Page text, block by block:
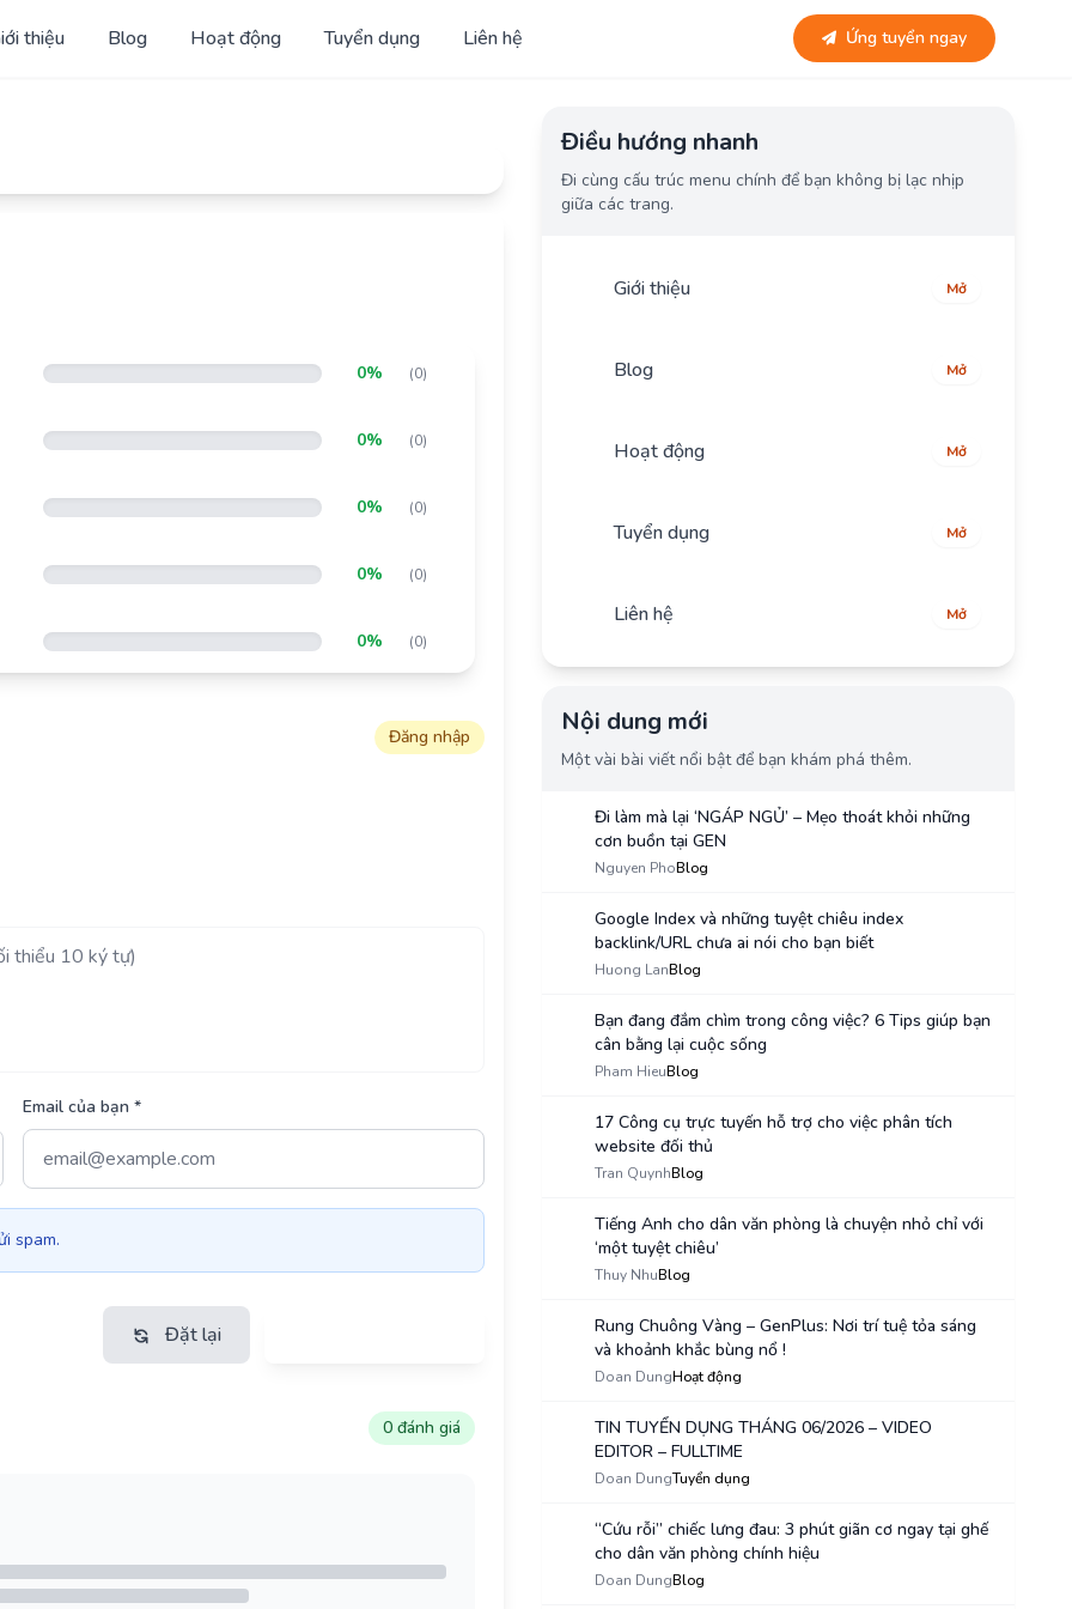
thiệu Blog Hoạt động Tuyển dụng Liên hệ Ứng tuyển ngay
0% (0)
0% (0)
0% (0)
0% (0)
0% (0)
Đăng nhập
Email của bạn *
spam.
Đặt lại
0 đánh giá
Điều hướng nhanh
Đi cùng cấu trúc menu chính để bạn không bị lạc nhịp
giữa các trang.
Giới thiệu Mở
Blog Mở
Hoạt động Mở
Tuyển dụng Mở
Liên hệ Mở
Nội dung mới
Một vài bài viết nổi bật để bạn khám phá thêm.
Đi làm mà lại ‘NGÁP NGỦ’ – Mẹo thoát khỏi những
cơn buồn tại GEN
Nguyen PhoBlog
Google Index và những tuyệt chiêu index
backlink/URL chưa ai nói cho bạn biết
Huong LanBlog
Bạn đang đắm chìm trong công việc? 6 Tips giúp bạn
cân bằng lại cuộc sống
Pham HieuBlog
17 Công cụ trực tuyến hỗ trợ cho việc phân tích
website đối thủ
Tran QuynhBlog
Tiếng Anh cho dân văn phòng là chuyện nhỏ chỉ với
‘một tuyệt chiêu’
Thuy NhuBlog
Rung Chuông Vàng – GenPlus: Nơi trí tuệ tỏa sáng
và khoảnh khắc bùng nổ !
Doan DungHoạt động
TIN TUYỂN DỤNG THÁNG 06/2026 – VIDEO
EDITOR – FULLTIME
Doan DungTuyển dụng
“Cứu rỗi” chiếc lưng đau: 3 phút giãn cơ ngay tại ghế
cho dân văn phòng chính hiệu
Doan DungBlog